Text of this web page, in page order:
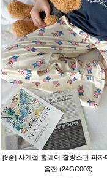
[9종] 사계절 홈웨어 찰랑스판 파자
음전 (24GC003)